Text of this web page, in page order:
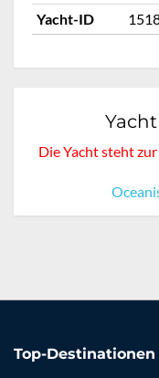
Yacht-ID
Die Yacht steht
Top-Destinationen